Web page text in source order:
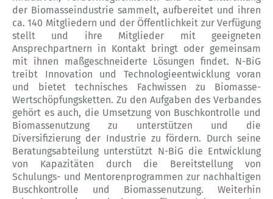
der Biomasseindustrie sammelt, aufbereitet und ihren
ca. 140 Mitgliedern und der Öffentlichkeit zur Verfügung
stellt und ihre Mitglieder mit geeigneten
Ansprechpartnern in Kontakt bringt oder gemeinsam
mit ihnen maßgeschneiderte Lösungen findet. N-BiG
treibt Innovation und Technologieentwicklung voran
und bietet technisches Fachwissen zu Biomasse-
Wertschöpfungsketten. Zu den Aufgaben des Verbandes
gehört es auch, die Umsetzung von Buschkontrolle und
Biomassenutzung zu unterstützen und die
Diversifizierung der Industrie zu fördern. Durch seine
Beratungsabteilung unterstützt N-BiG die Entwicklung
von Kapazitäten durch die Bereitstellung von
Schulungs- und Mentorenprogrammen zur nachhaltigen
Buschkontrolle und Biomassenutzung. Weiterhin